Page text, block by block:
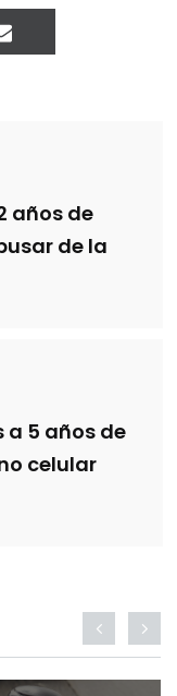
años de
de la
a 5 años de
celular